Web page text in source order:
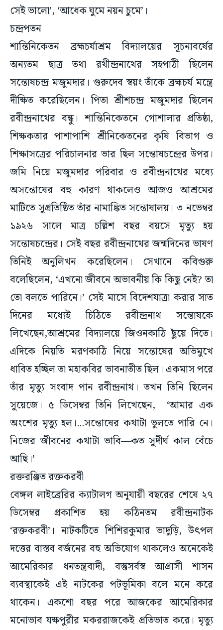
সেই ভালো’, ‘আধেক ঘুমে নয়ন চুমে’।
চন্দ্রপতন
শান্তিনিকেতন ব্রহ্মচর্যাশ্রম বিদ্যালয়ের সূচনাবর্ষের
অন্যতম ছাত্র তথা রথীন্দ্রনাথের সহপাঠী ছিলেন
সন্তোষচন্দ্র মজুমদার। গুরুদেব স্বয়ং তাঁকে ব্রহ্মচর্য মন্ত্রে
দীক্ষিত করেছিলেন। পিতা শ্রীশচন্দ্র মজুমদার ছিলেন
রবীন্দ্রনাথের বন্ধু। শান্তিনিকেতনে গোশালার প্রতিষ্ঠা,
শিক্ষকতার পাশাপাশি শ্রীনিকেতনের কৃষি বিভাগ ও
শিক্ষাসত্রের পরিচালনার ভার ছিল সন্তোষচন্দ্রের উপর।
জমি নিয়ে মজুমদার পরিবার ও রবীন্দ্রনাথের মধ্যে
অসন্তোষের বহু কারণ থাকলেও আজও আশ্রমের
মাটিতে সুপ্রতিষ্ঠিত তাঁর নামাঙ্কিত সন্তোষালয়। ৩ নভেম্বর
১৯২৬ সালে মাত্র চল্লিশ বছর বয়সে মৃত্যু হয়
সন্তোষচন্দ্রের। সেই বছর রবীন্দ্রনাথের জন্মদিনের ভাষণ
তিনিই অনুলিখন করেছিলেন। সেখানে কবিগুরু
বলেছিলেন, ‘এখনো জীবনে অভাবনীয় কি কিছু নেই? তা
তো বলতে পারিনে।’ সেই মাসে বিদেশযাত্রা করার সাত
দিনের মধ্যেই চিঠিতে রবীন্দ্রনাথ সন্তোষকে
লিখেছেন,আশ্রমের বিদ্যালয়ে জিওনকাঠি ছুঁয়ে দিতে।
এদিকে নিয়তি মরণকাঠি নিয়ে সন্তোষের অভিমুখে
ধাবিত হচ্ছিল তা মহাকবির ভাবনাতীত ছিল। একমাস পরে
তাঁর মৃত্যু সংবাদ পান রবীন্দ্রনাথ। তখন তিনি ছিলেন
সুয়েজে। ৫ ডিসেম্বর তিনি লিখেছেন, ‘আমার এক
অংশের মৃত্যু হল।...সন্তোষের কথাটা ভুলতে পারি নে।
নিজের জীবনের কথাটা ভাবি—কত সুদীর্ঘ কাল বেঁচে
আছি।’
রক্তরঞ্জিত রক্তকরবী
বেঙ্গল লাইব্রেরির ক্যাটালগ অনুযায়ী বছরের শেষে ২৭
ডিসেম্বর প্রকাশিত হয় কঠিনতম রবীন্দ্রনাটক
‘রক্তকরবী’। নাটকটিতে শিশিরকুমার ভাদুড়ি, উৎপল
দত্তের বাস্তব বর্জনের বহু অভিযোগ থাকলেও অনেকেই
আমেরিকার ধনতন্ত্রবাদী, বস্তুসর্বস্ব আগ্রাসী শাসন
ব্যবস্থাকেই এই নাটকের পটভূমিকা বলে মনে করে
থাকেন। একশো বছর পরে আজকের আমেরিকার
মনোভাব যক্ষপুরীর মকররাজকেই প্রতিভাত করে। মৃত্যু